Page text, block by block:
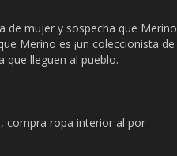
de mujer y sospecha que Merino
Merino es ¡un coleccionista de
que lleguen al pueblo.
compra ropa interior al por